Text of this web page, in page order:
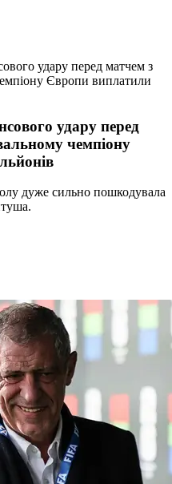
удару перед матчем з
Європи виплатили
удару перед
чемпіону
дуже сильно пошкодувала